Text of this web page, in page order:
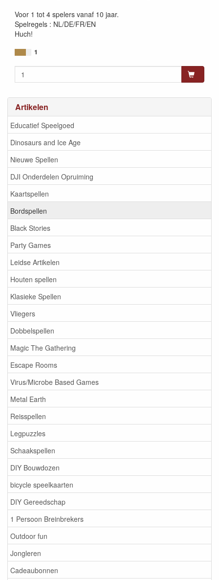
Artikelen
Educatief Speelgoed
Dinosaurs and Ice Age
Nieuwe Spellen
DJI Onderdelen Opruiming
Kaartspellen
Bordspellen
Black Stories
Party Games
Leidse Artikelen
Houten spellen
Klasieke Spellen
Vliegers
Dobbelspellen
Magic The Gathering
Escape Rooms
Virus/Microbe Based Games
Metal Earth
Reisspellen
Legpuzzles
Schaakspellen
DIY Bouwdozen
bicycle speelkaarten
DIY Gereedschap
1 Persoon Breinbrekers
Outdoor fun
Jongleren
Cadeaubonnen
Voor 1 tot 4 spelers vanaf 10 jaar.
Spelregels : NL/DE/FR/EN
Huch!
1